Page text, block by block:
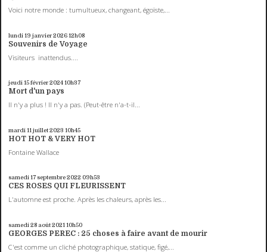
Voici notre monde : tumultueux, changeant, égoïste,...
lundi 19 janvier 202612h08
Souvenirs de Voyage
Visiteurs inattendus....
jeudi 15février 202410h37
Mort d'un pays
Il n'y a plus ! Il n'y a pas. (Peut-être n'a-t-il...
mardi 11 juillet 2023 10h45
HOT HOT & VERY HOT
Fontaine Wallace
samedi 17 septembre 2022 09h53
CES ROSES QUI FLEURISSENT
L'automne est proche. Après les chaleurs, après les...
samedi 28 août 2021 10h50
GEORGES PEREC : 25 choses à faire avant de mourir
C'est comme un cliché photographique, statique, figé,...